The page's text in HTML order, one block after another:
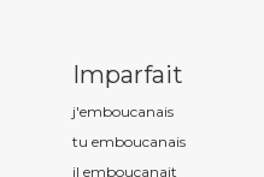
Imparfait
j'emboucanais
tu emboucanais
il emboucanait